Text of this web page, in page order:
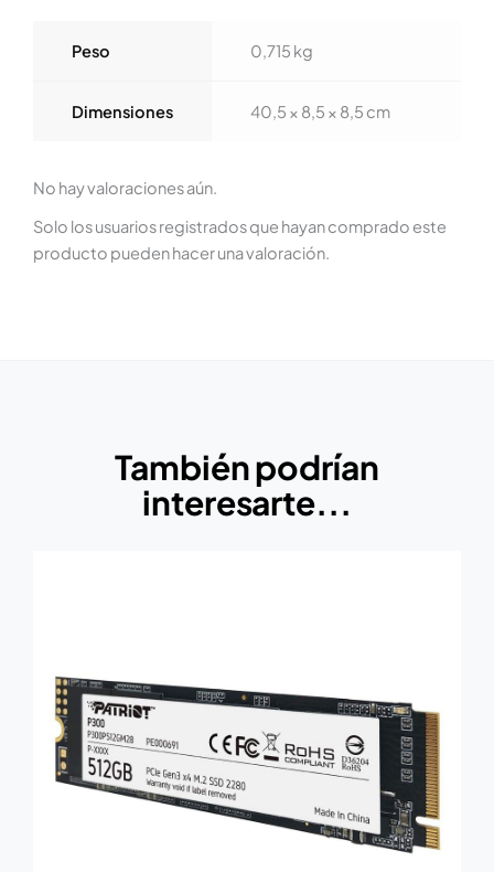
Peso 0,715 kg
Dimensiones 40,5 × 8,5 × 8,5 cm
No hay valoraciones aún.
Solo los usuarios registrados que hayan comprado este
producto pueden hacer una valoración.
También podrían
interesarte...